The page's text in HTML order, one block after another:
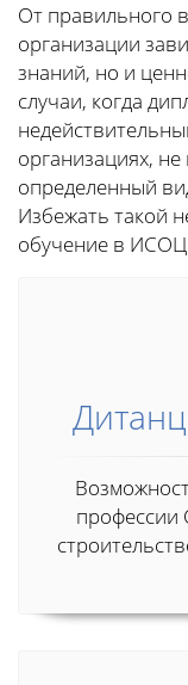
От правильного
организации
знаний, но и
случаи, когда
организациях,
определенный
Избежать такой
обучение в
профессии